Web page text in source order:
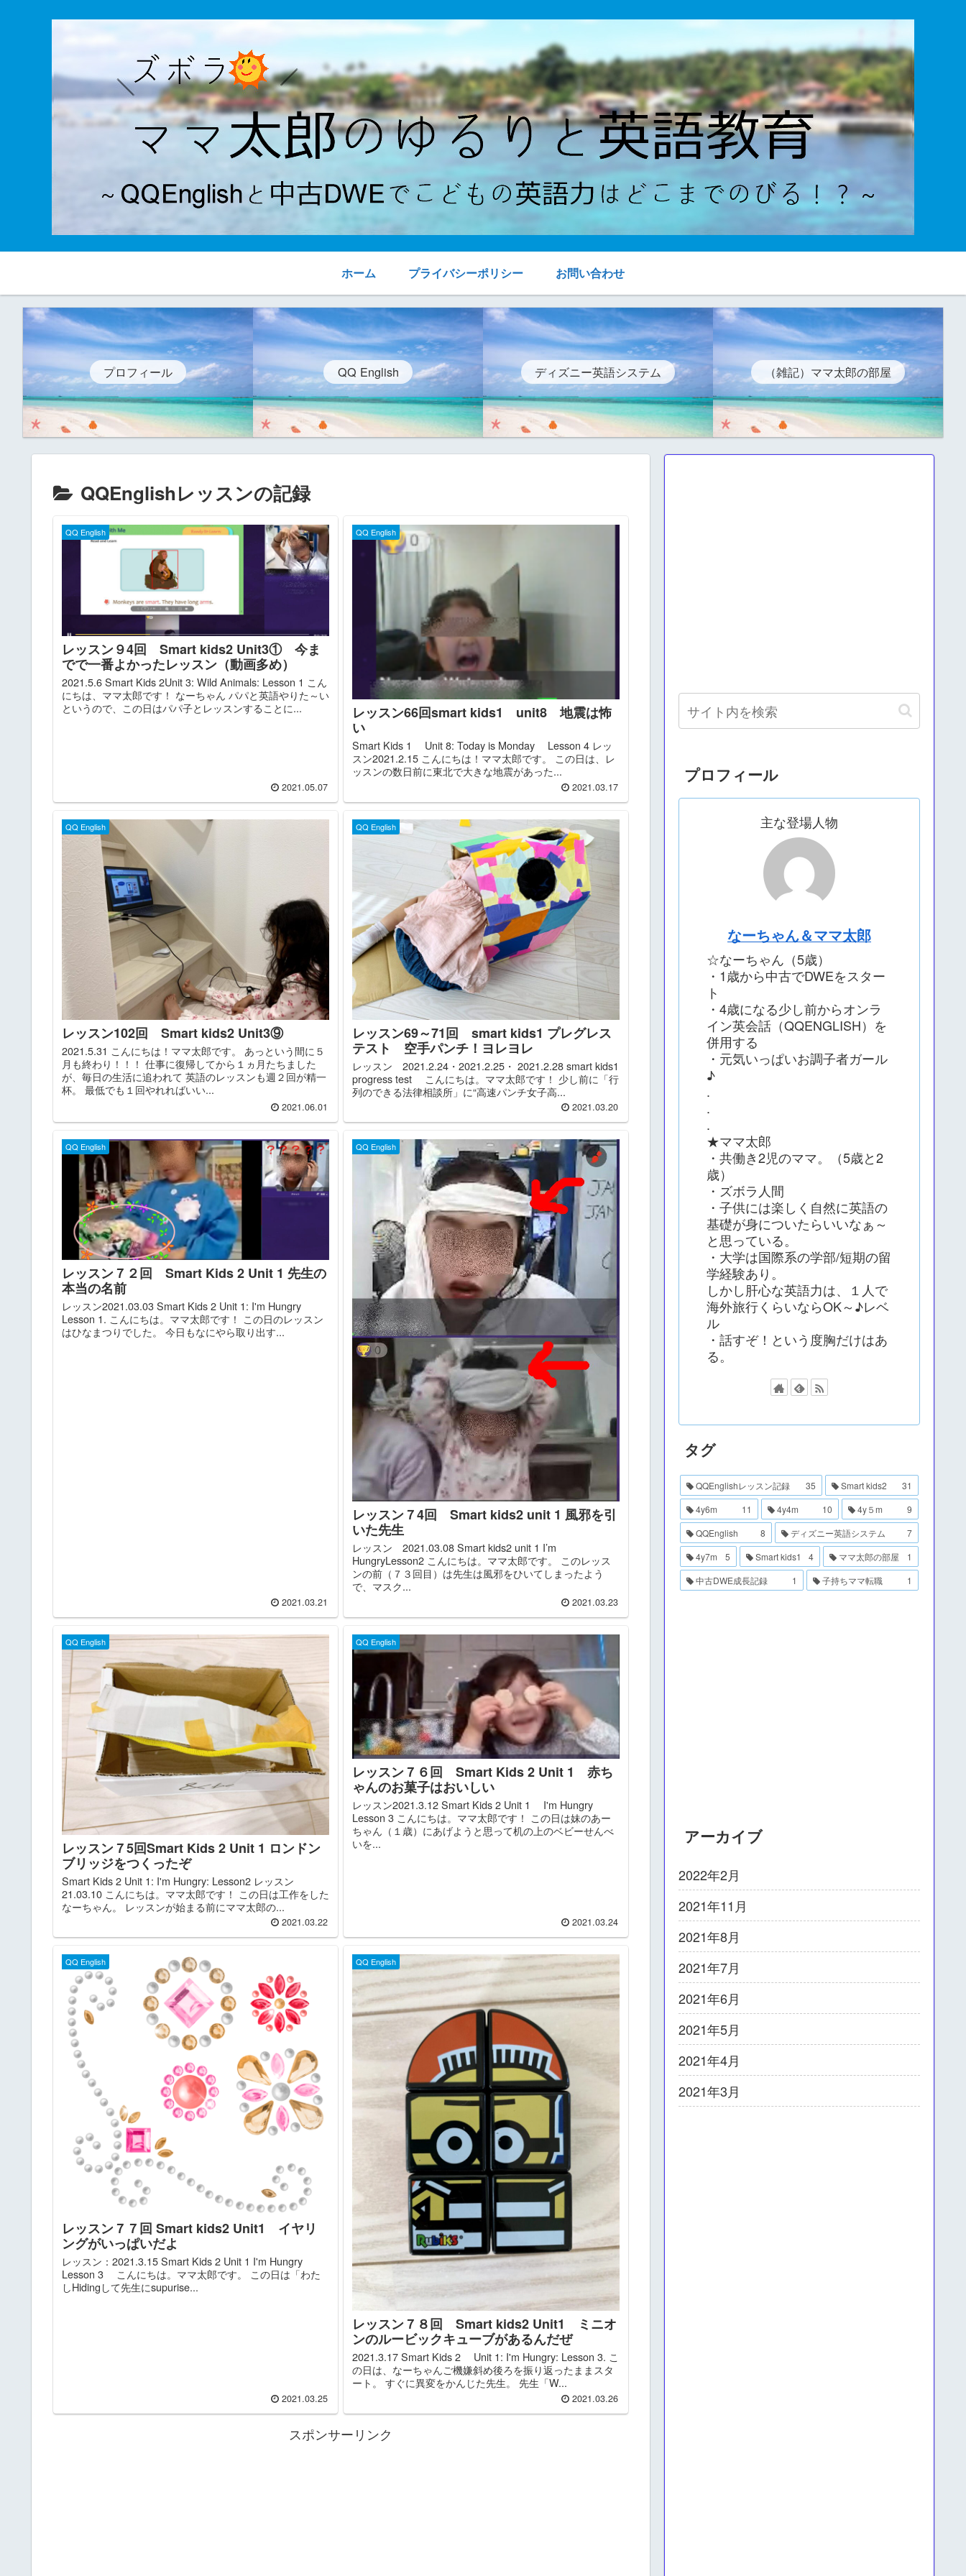
ホーム プライバシーポリシー お問い合わせ
プロフィール QQ English ディズニー英語システム （雑記）ママ太郎の部屋
QQEnglishレッスンの記録
QQ English
レッスン９4回 Smart kids2 Unit3① 今ま
でで一番よかったレッスン（動画多め）
2021.5.6 Smart Kids 2Unit 3: Wild Animals: Lesson 1 こん
にちは、ママ太郎です！ なーちゃん パパと英語やりた～い
というので、この日はパパ子とレッスンすることに...
2021.05.07
QQ English
レッスン66回smart kids1 unit8 地震は怖
い
Smart Kids 1 Unit 8: Today is Monday Lesson 4 レッ
スン2021.2.15 こんにちは！ママ太郎です。 この日は、レ
ッスンの数日前に東北で大きな地震があった...
2021.03.17
QQ English
レッスン102回 Smart kids2 Unit3⑨
2021.5.31 こんにちは！ママ太郎です。 あっという間に５
月も終わり！！！ 仕事に復帰してから１ヵ月たちました
が、毎日の生活に追われて 英語のレッスンも週２回が精一
杯。 最低でも１回やれればいい...
2021.06.01
QQ English
レッスン69～71回 smart kids1 プレグレス
テスト 空手パンチ！ヨレヨレ
レッスン 2021.2.24・2021.2.25・ 2021.2.28 smart kids1
progress test こんにちは。ママ太郎です！ 少し前に「行
列のできる法律相談所」に“高速パンチ女子高...
2021.03.20
QQ English
レッスン７２回 Smart Kids 2 Unit 1 先生の
本当の名前
レッスン2021.03.03 Smart Kids 2 Unit 1: I'm Hungry
Lesson 1. こんにちは。ママ太郎です！ この日のレッスン
はひなまつりでした。 今日もなにやら取り出す...
2021.03.21
QQ English
レッスン７4回 Smart kids2 unit 1 風邪を引
いた先生
レッスン 2021.03.08 Smart kids2 unit 1 I’m
HungryLesson2 こんにちは。ママ太郎です。 このレッス
ンの前（７３回目）は先生は風邪をひいてしまったよう
で、マスク...
2021.03.23
QQ English
レッスン７5回Smart Kids 2 Unit 1 ロンドン
ブリッジをつくったぞ
Smart Kids 2 Unit 1: I'm Hungry: Lesson2 レッスン
21.03.10 こんにちは。ママ太郎です！ この日は工作をした
なーちゃん。 レッスンが始まる前にママ太郎の...
2021.03.22
QQ English
レッスン７６回 Smart Kids 2 Unit 1 赤ち
ゃんのお菓子はおいしい
レッスン2021.3.12 Smart Kids 2 Unit 1 I'm Hungry
Lesson 3 こんにちは。ママ太郎です！ この日は妹のあー
ちゃん（１歳）にあげようと思って机の上のベビーせんべ
いを...
2021.03.24
QQ English
レッスン７７回 Smart kids2 Unit1 イヤリ
ングがいっぱいだよ
レッスン：2021.3.15 Smart Kids 2 Unit 1 I'm Hungry
Lesson 3 こんにちは。ママ太郎です。 この日は「わた
しHidingして先生にsupurise...
2021.03.25
QQ English
レッスン７８回 Smart kids2 Unit1 ミニオ
ンのルービックキューブがあるんだぜ
2021.3.17 Smart Kids 2 Unit 1: I'm Hungry: Lesson 3. こ
の日は、なーちゃんご機嫌斜め後ろを振り返ったままスタ
ート。 すぐに異変をかんじた先生。 先生「W...
2021.03.26
スポンサーリンク
プロフィール
主な登場人物
なーちゃん＆ママ太郎
☆なーちゃん（5歳）
・1歳から中古でDWEをスター
ト
・4歳になる少し前からオンラ
イン英会話（QQENGLISH）を
併用する
・元気いっぱいお調子者ガール
♪
.
.
.
★ママ太郎
・共働き2児のママ。（5歳と2
歳）
・ズボラ人間
・子供には楽しく自然に英語の
基礎が身についたらいいなぁ～
と思っている。
・大学は国際系の学部/短期の留
学経験あり。
しかし肝心な英語力は、１人で
海外旅行くらいならOK～♪レベ
ル
・話すぞ！という度胸だけはあ
る。
タグ
QQEnglishレッスン記録 35 Smart kids2
31
4y6m
11 4y4m 10 4y５m
9
QQEnglish
8 ディズニー英語システム
7
4y7m
5 Smart kids1 4 ママ太郎の部屋
1
中古DWE成長記録
1 子持ちママ転職 1
アーカイブ
2022年2月
2021年11月
2021年8月
2021年7月
2021年6月
2021年5月
2021年4月
2021年3月